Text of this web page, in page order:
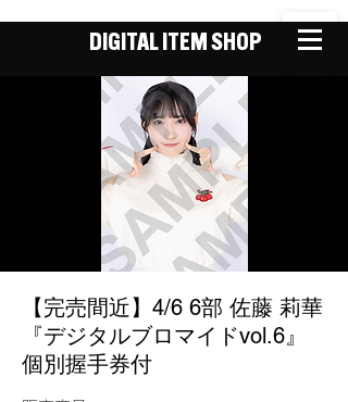
DIGITAL ITEM SHOP
【完売間近】4/6 6部 佐藤 莉華
『デジタルブロマイドvol.6』
個別握手券付